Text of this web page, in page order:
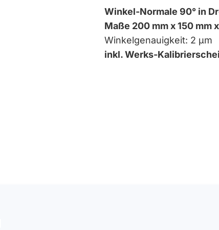
Winkel-Normale 90° in
Maße 200 mm x 150 mm
Winkelgenauigkeit: 2 µm
inkl. Werks-